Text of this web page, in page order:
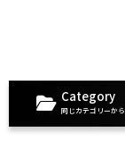
Category
同じカテゴリーか